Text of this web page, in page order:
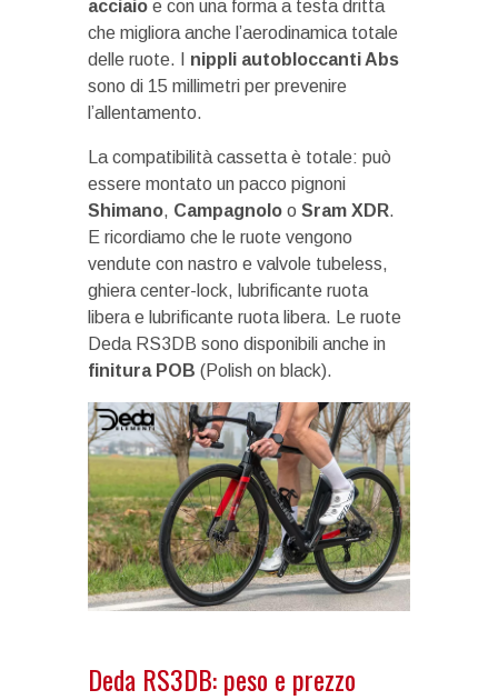
acciaio e con una forma a testa dritta
che migliora anche l’aerodinamica totale
delle ruote. I nippli autobloccanti Abs
sono di 15 millimetri per prevenire
l’allentamento.
La compatibilità cassetta è totale: può
essere montato un pacco pignoni
Shimano, Campagnolo o Sram XDR.
E ricordiamo che le ruote vengono
vendute con nastro e valvole tubeless,
ghiera center-lock, lubrificante ruota
libera e lubrificante ruota libera. Le ruote
Deda RS3DB sono disponibili anche in
finitura POB (Polish on black).
Deda RS3DB: peso e prezzo